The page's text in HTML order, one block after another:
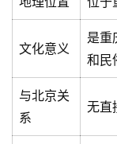
文化意义
是重
和民
与北京关
系
无直